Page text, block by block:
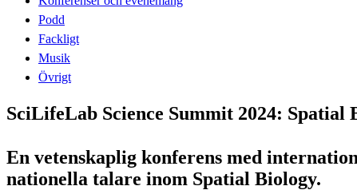
Podd
Fackligt
Musik
Övrigt
SciLifeLab Science Summit 2024: Spatial
En vetenskaplig konferens med
nationella talare inom Spatial Biology.